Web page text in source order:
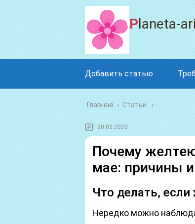
Planeta-
Добавить статью
Главная › Статьи
20.02.2020
Почему
мае: причины
Что делать,
Нередко можно